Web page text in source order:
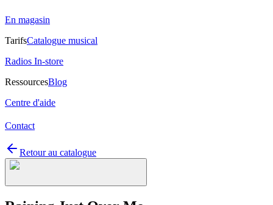
En magasin
TarifsCatalogue musical
Radios In-store
RessourcesBlog
Centre d'aide
Contact
Retour au catalogue